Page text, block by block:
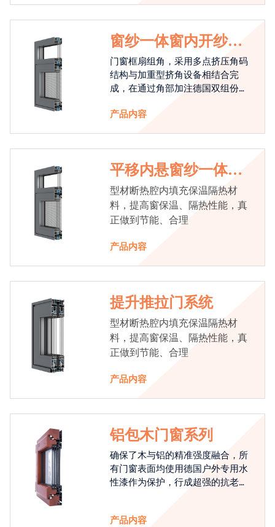
窗纱一体窗内开纱外
开系统
门窗框扇组角，采用多点挤压角码
结构与加重型挤角设备相结合完
成，在通过角部加注德国双组份胶
强度，促使窗使用寿命提升5-10
产品内容
平移内悬窗纱一体系
统
型材断热腔内填充保温隔热材
料，提高窗保温、隔热性能，真
正做到节能、合理
产品内容
提升推拉门系统
型材断热腔内填充保温隔热材
料，提高窗保温、隔热性能，真
正做到节能、合理
产品内容
铝包木门窗系列
确保了木与铝的精准强度融合，所
有门窗表面均使用德国户外专用水
性漆作为保护，行成超强的抗老化
产品内容